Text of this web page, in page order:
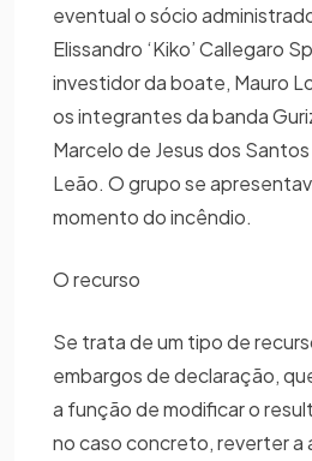
eventual o sócio
Elissandro ‘Kiko’ Callegaro
investidor da boate, Mauro
os integrantes da banda
Marcelo de Jesus dos
Leão. O grupo se
momento do incêndio.
O recurso
Se trata de um tipo de
embargos de declaração,
a função de modificar o
no caso concreto, reverter a